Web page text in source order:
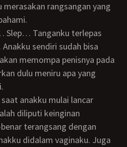
rangsangan yang
sendiri sudah bisa
memompa penisnya pada
dulu meniru apa yang
diliputi keinginan
terangsang dengan
didalam vaginaku. Juga